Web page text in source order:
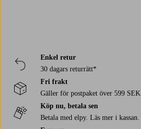
Enkel retur
30 dagars returrätt*
Fri frakt
Gäller för postpaket över 599 SEK
Köp nu, betala sen
Betala med elpy. Läs mer i kassan.